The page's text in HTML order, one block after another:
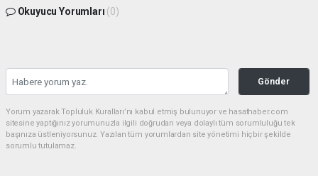
Okuyucu Yorumları (0)
Gönder
Yorum yazarak Topluluk Kuralları’nı kabul etmiş bulunuyor ve hasathaber.com
sitesine yaptığınız yorumunuzla ilgili doğrudan veya dolaylı tüm sorumluluğu tek
başınıza üstleniyorsunuz. Yazılan tüm yorumlardan site yönetimi hiçbir şekilde
sorumlu tutulamaz.